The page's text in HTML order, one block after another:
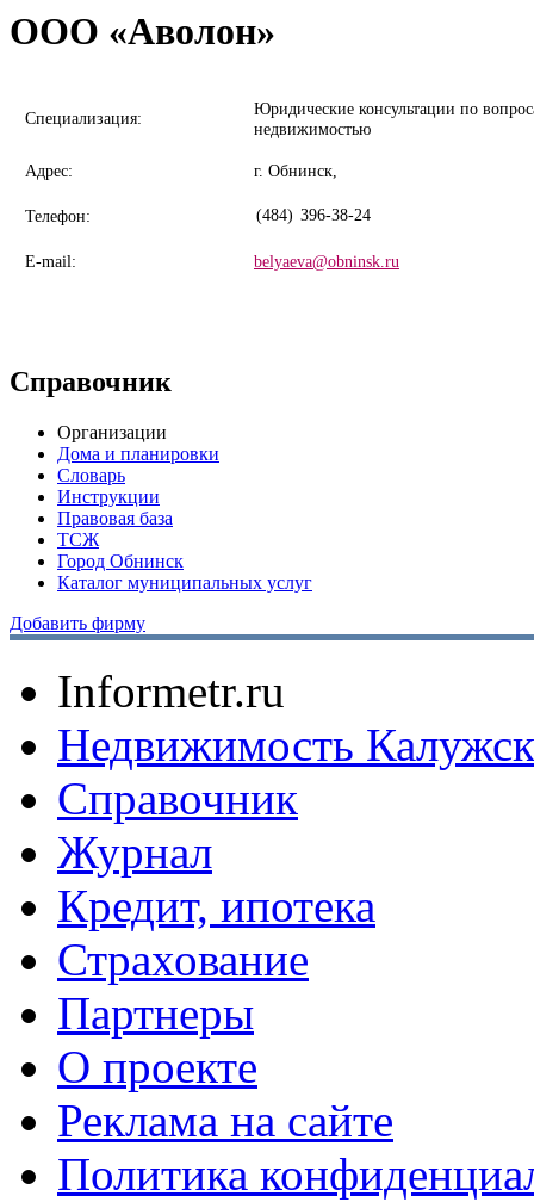
ООО «Аволон»
Специализация:
Юридические консультации по
недвижимостью
Адрес: г. Обнинск,
Телефон: (484) 396-38-24
E-mail: belyaeva@obninsk.ru
Справочник
Организации
Дома и планировки
Словарь
Инструкции
Правовая база
ТСЖ
Город Обнинск
Каталог муниципальных услуг
Добавить фирму
Informetr.ru
Недвижимость
Справочник
Журнал
Кредит, ипотека
Страхование
Партнеры
O проекте
Реклама на сайте
Политика